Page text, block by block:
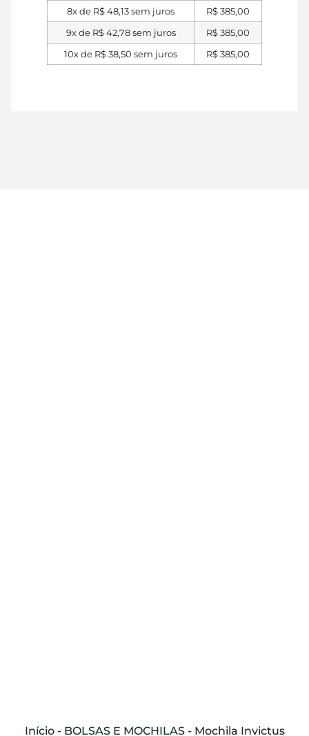
8x de R$48,13sem juros R$385,00
9x de R$42,78sem juros R$385,00
10x de R$38,50 sem juros R$385,00
Início- BOLSAS E MOCHILAS- Mochila Invictus